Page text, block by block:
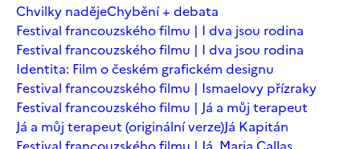
Chvilky nadějeChybění + debata
Festival francouzského filmu | I dva jsou rodina
Festival francouzského filmu | I dva jsou rodina
Identita: Film o českém grafickém designu
Festival francouzského filmu | Ismaelovy přízraky
Festival francouzského filmu | Já a můj terapeut
Já a můj terapeut (originální verze)Já Kapitán